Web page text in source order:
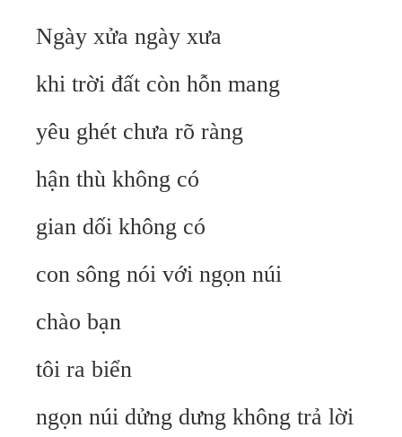
Ngày xửa ngày xưa
khi trời đất còn hỗn mang
yêu ghét chưa rõ ràng
hận thù không có
gian dối không có
con sông nói với ngọn núi
chào bạn
tôi ra biển
ngọn núi dửng dưng không trả lời